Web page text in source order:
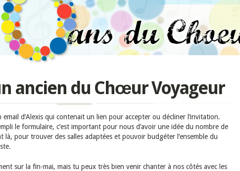
ancien du Chœur Voyageur
email d’Alexis qui contenait un lien pour accepter ou décliner l’invitation.
le formulaire, c’est important pour nous d’avoir une idée du nombre de
là, pour trouver des salles adaptées et pouvoir budgéter l’ensemble du
sur la fin-mai, mais tu peux très bien venir chanter à nos côtés avec les